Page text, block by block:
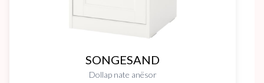
SONGESAND
Dollap nate anësor